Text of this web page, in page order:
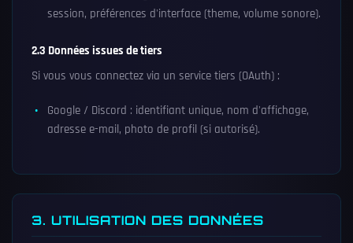
session, préférences d'interface (theme, volume sonore).
2.3 Données issues de tiers
Si vous vous connectez via un service tiers (OAuth) :
Google / Discord : identifiant unique, nom d'affichage,
adresse e-mail, photo de profil (si autorisé).
3. UTILISATION DES DONNÉES